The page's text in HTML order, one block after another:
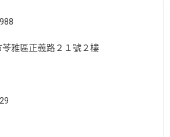
雅區正義路２１號２樓